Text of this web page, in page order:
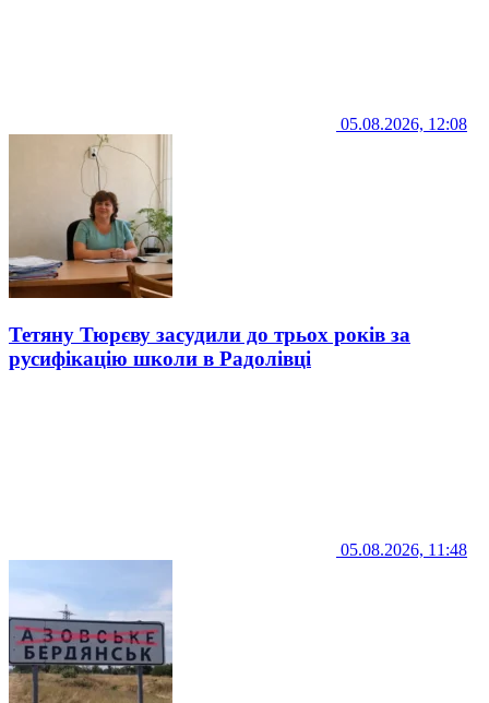
05.08.2026, 12:08
Тетяну Тюрєву засудили до трьох років за
русифікацію школи в Радолівці
05.08.2026, 11:48